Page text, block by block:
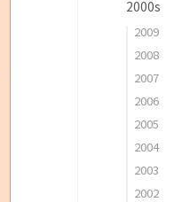
2000s
2009
2008
2007
2006
2005
2004
2003
2002